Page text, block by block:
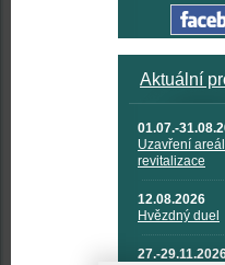
Aktuální
01.07.-
Uzavření
revitalizace
12.08.2026
Hvězdný duel
27.-